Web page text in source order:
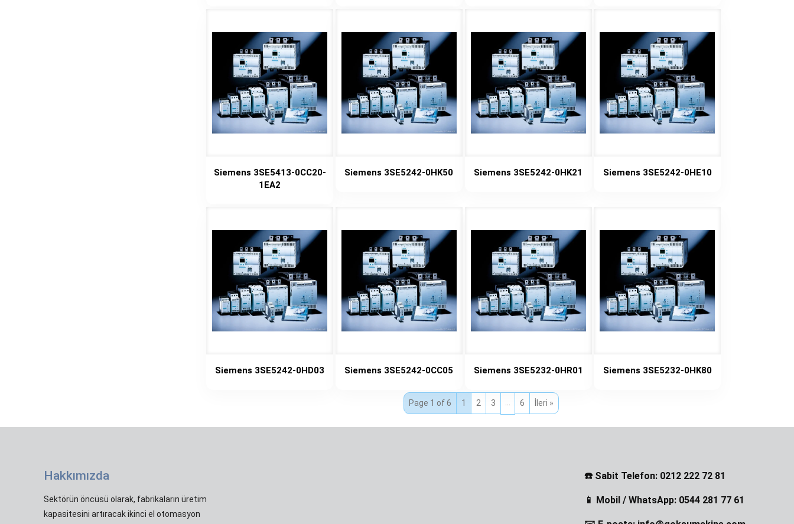
Siemens 3SE5413-0CC20-
1EA2
Siemens 3SE5242-0HK50 Siemens 3SE5242-0HK21 Siemens 3SE5242-0HE10
Siemens 3SE5242-0HD03 Siemens 3SE5242-0CC05 Siemens 3SE5232-0HR01 Siemens 3SE5232-0HK80
Page 1 of 6 1 2 3 6 İleri »
Hakkımızda
Sektörün öncüsü olarak, fabrikaların üretim
kapasitesini artıracak ikinci el otomasyon
☎️ Sabit Telefon: 0212 222 72 81
📱 Mobil / WhatsApp: 0544 281 77 61